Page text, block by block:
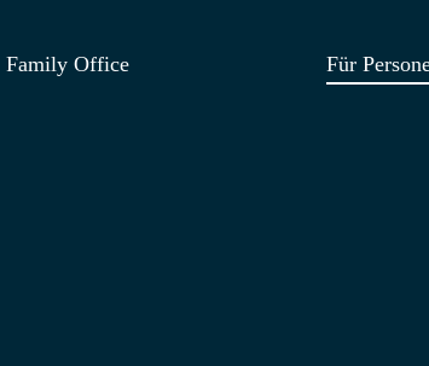
Family Office Für